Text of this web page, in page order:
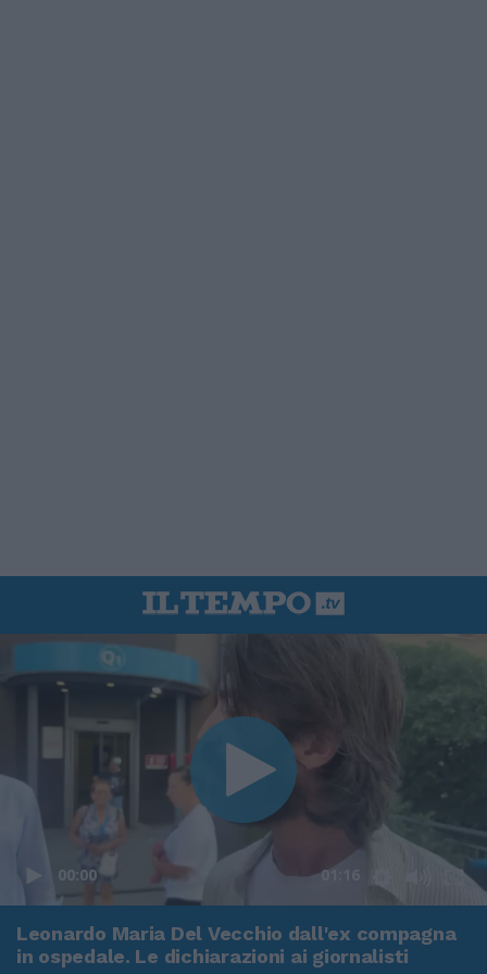
00:00 01:16
Leonardo Maria Del Vecchio dall'ex compagna
in ospedale. Le dichiarazioni ai giornalisti